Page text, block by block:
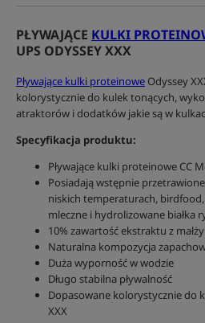
PŁYWAJĄCE KULKI
UPS ODYSSEY XXX
Pływające kulki proteinowe Odyssey
kolorystycznie do kulek tonących,
atraktorów i dodatków jakie są w
Specyfikacja produktu:
Pływające kulki proteinowe CC
Posiadają wstępnie
niskich temperaturach,
mleczne i hydrolizowane białka
10% zawartość ekstraktu z
Naturalna kompozycja
Duża wyporność w wodzie
Długo stabilna pływalność
Dopasowane kolorystycznie do
XXX